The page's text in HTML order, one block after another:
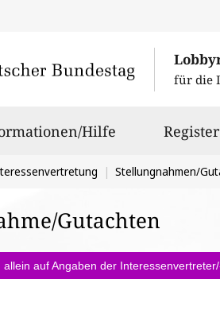
für die
Hilfe
Stellungnahmen/
Gutachten
auf Angaben der